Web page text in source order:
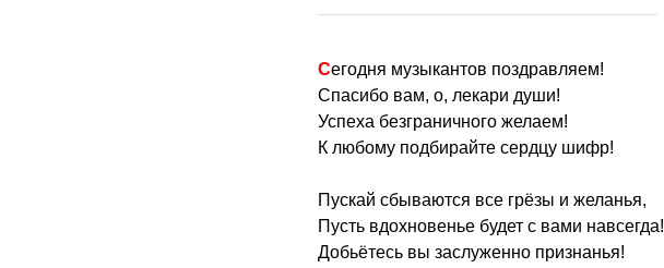
Сегодня музыкантов поздравляем!
Спасибо вам, о, лекари души!
Успеха безграничного желаем!
К любому подбирайте сердцу шифр!
Пускай сбываются все грёзы и желанья,
Пусть вдохновенье будет с вами навсегда!
Добьётесь вы заслуженно признанья!